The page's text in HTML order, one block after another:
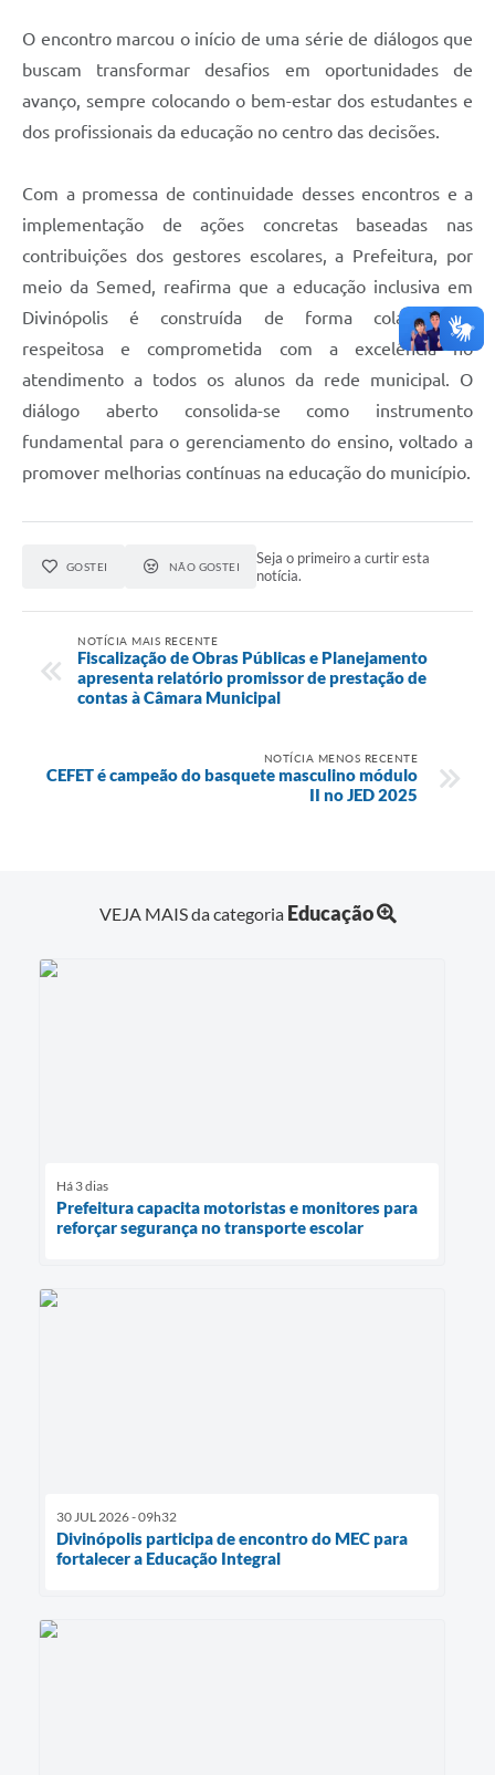
O encontro marcou o início de uma série de diálogos que
buscam transformar desafios em oportunidades de
avanço, sempre colocando o bem-estar dos estudantes e
dos profissionais da educação no centro das decisões.
Com a promessa de continuidade desses encontros e a
implementação de ações concretas baseadas nas
contribuições dos gestores escolares, a Prefeitura, por
meio da Semed, reafirma que a educação inclusiva em
Divinópolis é construída de forma colaborativa,
respeitosa e comprometida com a excelência no
atendimento a todos os alunos da rede municipal. O
diálogo aberto consolida-se como instrumento
fundamental para o gerenciamento do ensino, voltado a
promover melhorias contínuas na educação do município.
GOSTEI NÃO GOSTEI
Seja o primeiro a curtir esta
notícia.
NOTÍCIA MAIS RECENTE
Fiscalização de Obras Públicas e Planejamento
apresenta relatório promissor de prestação de
contas à Câmara Municipal
NOTÍCIA MENOS RECENTE
CEFET é campeão do basquete masculino módulo
II no JED 2025
VEJA MAIS da categoria Educação
Há 3 dias
Prefeitura capacita motoristas e monitores para
reforçar segurança no transporte escolar
30 JUL 2026 - 09h32
Divinópolis participa de encontro do MEC para
fortalecer a Educação Integral